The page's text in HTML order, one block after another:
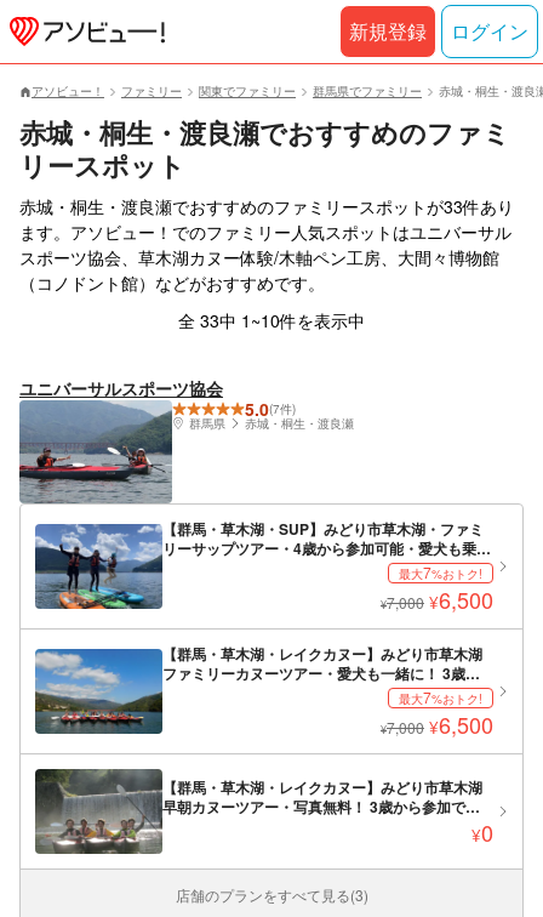
アソビュー！ ファミリー 関東でファミリー 群馬県でファミリー 赤城・桐生・渡良
赤城・桐生・渡良瀬でおすすめのファミ
リースポット
赤城・桐生・渡良瀬でおすすめのファミリースポットが33件あり
ます。アソビュー！でのファミリー人気スポットはユニバーサル
スポーツ協会、草木湖カヌー体験/木軸ペン工房、大間々博物館
（コノドント館）などがおすすめです。
全 33中 1~10件を表示中
ユニバーサルスポーツ協会
5.0(7件)
群馬県
赤城・桐生・渡良瀬
【群馬・草木湖・SUP】みどり市草木湖・ファミ
リーサップツアー・4歳から参加可能・愛犬も乗れ
最大7%おトク!
¥7,000 ¥6,500
【群馬・草木湖・レイクカヌー】みどり市草木湖
ファミリーカヌーツアー・愛犬も一緒に！ 3歳か
ら参加可能！・写真はデータで無料！最大7%おトク!
¥7,000 ¥6,500
【群馬・草木湖・レイクカヌー】みどり市草木湖
早朝カヌーツアー・写真無料！ 3歳から参加でき
るカヌーツアー・写真をデータでお送りします！
¥0
店舗のプランをすべて見る(3)
新規登録 ログイン